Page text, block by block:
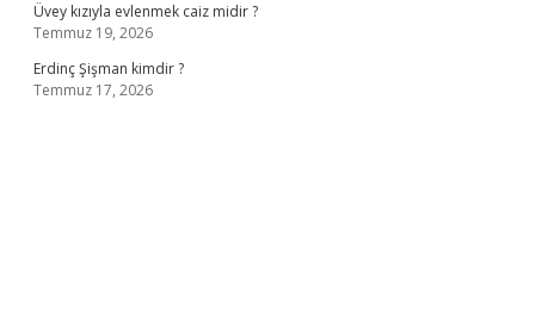
Üvey kızıyla evlenmek caiz midir ?
Temmuz 19, 2026
Erdinç Şişman kimdir ?
Temmuz 17, 2026